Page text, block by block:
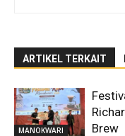
ARTIKEL TERKAIT
MANOKWARI
Brew